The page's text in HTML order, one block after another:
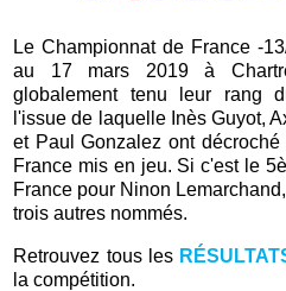
Le Championnat de France -
au 17 mars 2019 à
globalement tenu leur rang
l'issue de laquelle Inès Guyot,
et Paul Gonzalez ont
France mis en jeu. Si c'est le
France pour Ninon
trois autres nommés.
Retrouvez tous les
la compétition.